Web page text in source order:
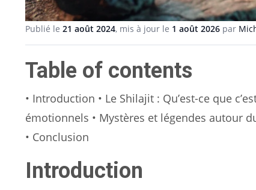
Publié le 21 août 2024, mis à jour le 1 août 2026 par
Table of contents
• Introduction • Le Shilajit : Qu’est-ce que
émotionnels • Mystères et légendes autour
• Conclusion
Introduction